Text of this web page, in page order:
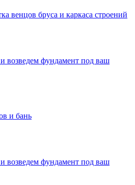
венцов бруса и каркаса строений
возведем фундамент под ваш
и бань
возведем фундамент под ваш